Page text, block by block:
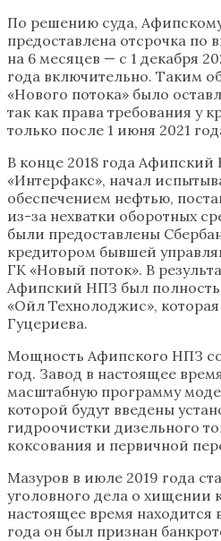
По решению суда,
предоставлена отсрочка по
на 6 месяцев — с 1 декабря
года включительно. Таким
«Нового потока» было
так как права требования у
только после 1 июня 2021
В конце 2018 года
«Интерфакс», начал
обеспечением нефтью,
из-за нехватки оборотных
были предоставлены
кредитором бывшей
ГК «Новый поток». В
Афипский НПЗ был
«Ойл Технолоджис»,
Гуцериева.
Мощность Афипского НПЗ
год. Завод в настоящее
масштабную программу
которой будут введены
гидроочистки дизельного
коксования и первичной
Мазуров в июле 2019 года
уголовного дела о хищении
настоящее время
года он был признан